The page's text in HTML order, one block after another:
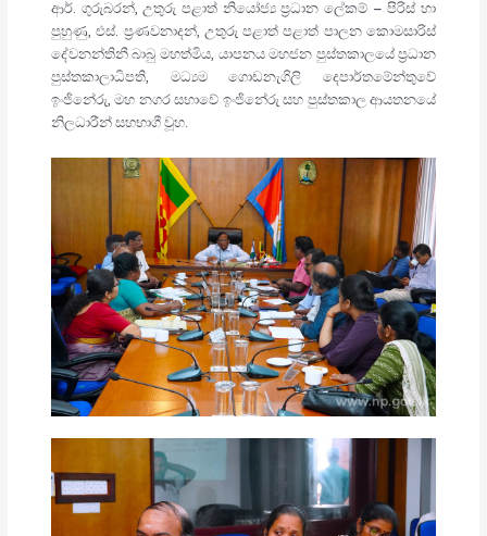
ආර්. ගුරුබරන්, උතුරු පළාත් නියෝජ්‍ය ප්‍රධාන ලේකම් – පිරිස් හා
පුහුණු, එස්. ප්‍රණවනාදන්, උතුරු පළාත් පළාත් පාලන කොමසාරිස්
දේවනන්තිනී බාබු මහත්මිය, යාපනය මහජන පුස්තකාලයේ ප්‍රධාන
පුස්තකාලාධිපති, මධ්‍යම ගොඩනැගිලි දෙපාර්තමේන්තුවේ
ඉංජිනේරු, මහ නගර සභාවේ ඉංජිනේරු සහ පුස්තකාල ආයතනයේ
නිලධාරීන් සහභාගී වූහ.